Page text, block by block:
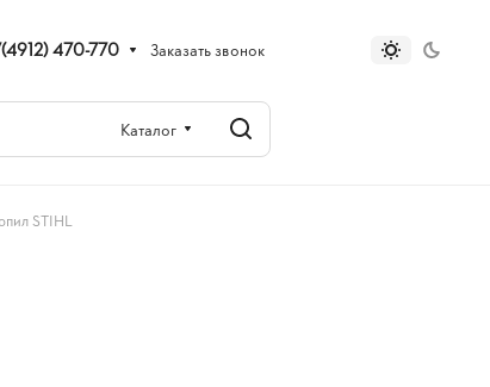
470-770 Заказать звонок
Каталог
STIHL